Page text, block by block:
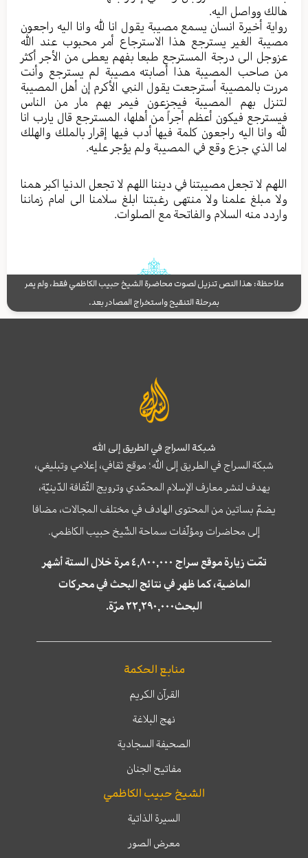
هالك وواصل الیه.
روایة أخيرة انسان یسمع مصیبة یقول انا لله وانا الیه راجعون
مصیبة الغیر یسترجع هذا الاسترجاع أمر محبوب عند الله
عزوجل الی درجة المسترجع طبعا بفهم یعطی من الأجر أکثر
من صاحب المصیبة هذا أصابته مصیبة لم یسترجع وأنت
مررت بالمصیبة أسترجعت یقول النبي الأکرم إن أهل المصیبة
لتنزل بهم المصیبة فیجزعون فیمر بهم مار من الناس
فیسترجع فیکون أعظم أجراً من أهلها، المسترجع قال یارب انا
لله وانا الیه راجعون کلمة فیها أدب فیها إقرار بالملك والهلك
اما الذي جزع وقع في المصیبة ولم یؤجر علیه.
اللهم لا تجعل مصیبتنا في دیننا اللهم لا تجعل الدنیا اکبر همنا
ولا مبلغ علمنا ولا منتهی رغبتنا ابلغ سلامنا الی امام زماننا
واردد منه السلام والفاتحة مع الصلوات.
ملاحظة: هذا النص تنزيل لصوت محاضرة الشيخ حبيب الكاظمي فقط، ولم يمر
بمرحلة التنقيح واستخراج المصادر بعد.
شبكة السراج في الطريق إلى الله
شبكة السراج في الطريق إلى الله؛ موقع ثقافي، إعلامي وتبليغي،
يهدف لنشر معارف الإسلام المحمّدي وترويج الثّقافة الدّينيّة،
يضمّ بساتين من المحتوى الهادف في مختلف المجالات، مضافا
إلى محاضرات ومؤلّفات سماحة الشّيخ حبيب الكاظمي.
تمّت زيارة موقع سراج ٤,٨٠٠,٠٠٠ مرة خلال الستة أشهر
الماضية، كما ظهر في نتائج البحث في محركات
البحث٢٢,٢٩٠,٠٠٠ مرّة.
منابع الحكمة
القرآن الكريم
نهج البلاغة
الصحيفة السجادية
مفاتيح الجنان
الشيخ حبيب الكاظمي
السيرة الذاتية
معرض الصور